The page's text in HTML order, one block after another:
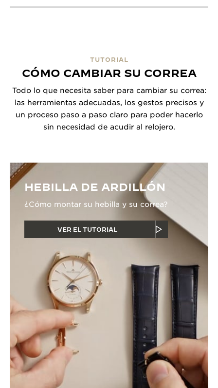
TUTORIAL
CÓMO CAMBIAR SU CORREA
Todo lo que necesita saber para cambiar su correa:
las herramientas adecuadas, los gestos precisos y
un proceso paso a paso claro para poder hacerlo
sin necesidad de acudir al relojero.
HEBILLA DE ARDILLÓN
¿Cómo montar su hebilla y su correa?
VER EL TUTORIAL